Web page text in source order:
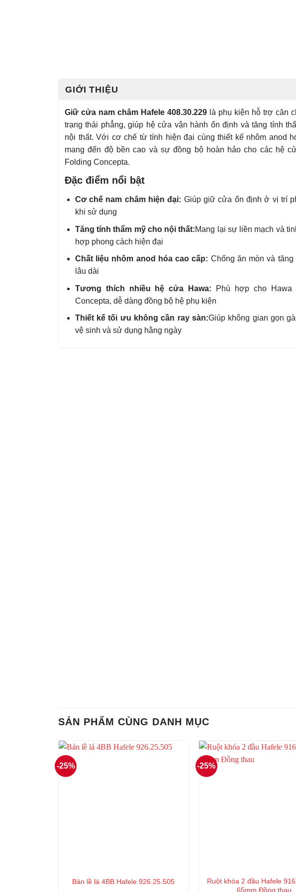
GIỚI THIỆU
Giữ cửa nam châm Hafele 408.30.229 là phụ kiện hỗ trợ căn
trạng thái phẳng, giúp hệ cửa vận hành ổn định và tăng tính
nội thất. Với cơ chế từ tính hiện đại cùng thiết kế nhôm anod
mang đến độ bền cao và sự đồng bộ hoàn hảo cho các hệ
Folding Concepta.
Đặc điểm nổi bật
Cơ chế nam châm hiện đại: Giúp giữ cửa ổn định ở vị trí
khi sử dụng
Tăng tính thẩm mỹ cho nội thất:Mang lại sự liền mạch và
hợp phong cách hiện đại
Chất liệu nhôm anod hóa cao cấp: Chống ăn mòn và
lâu dài
Tương thích nhiều hệ cửa Hawa: Phù hợp cho Hawa
Concepta, dễ dàng đồng bộ hệ phụ kiện
Thiết kế tối ưu không cần ray sàn:Giúp không gian gọn
vệ sinh và sử dụng hằng ngày
SẢN PHẨM CÙNG DANH MỤC
-25%
Bản lề lá 4BB Hafele 926.25.505
-25%
Ruột khóa 2 đầu Hafele
65mm Đồng thau